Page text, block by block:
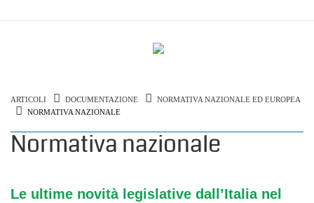
ARTICOLI DOCUMENTAZIONE
NORMATIVA NAZIONALE ED EUROPEA
NORMATIVA NAZIONALE
Normativa nazionale
Le ultime novità legislative dall’Italia nel